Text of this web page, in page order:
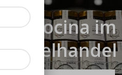
La Cocina im
Einzelhandel